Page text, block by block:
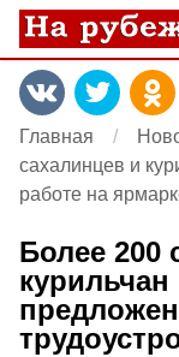
Главная
сахалинцев и
работе на
Более 200